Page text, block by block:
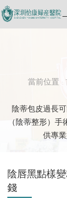
當前位置
陰蒂包皮過長
（陰蒂整形）
供專
陰唇黑點樣
錢